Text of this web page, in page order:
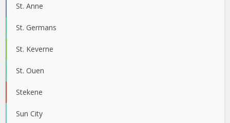
St. Anne
St. Germans
St. Keverne
St. Ouen
Stekene
Sun City